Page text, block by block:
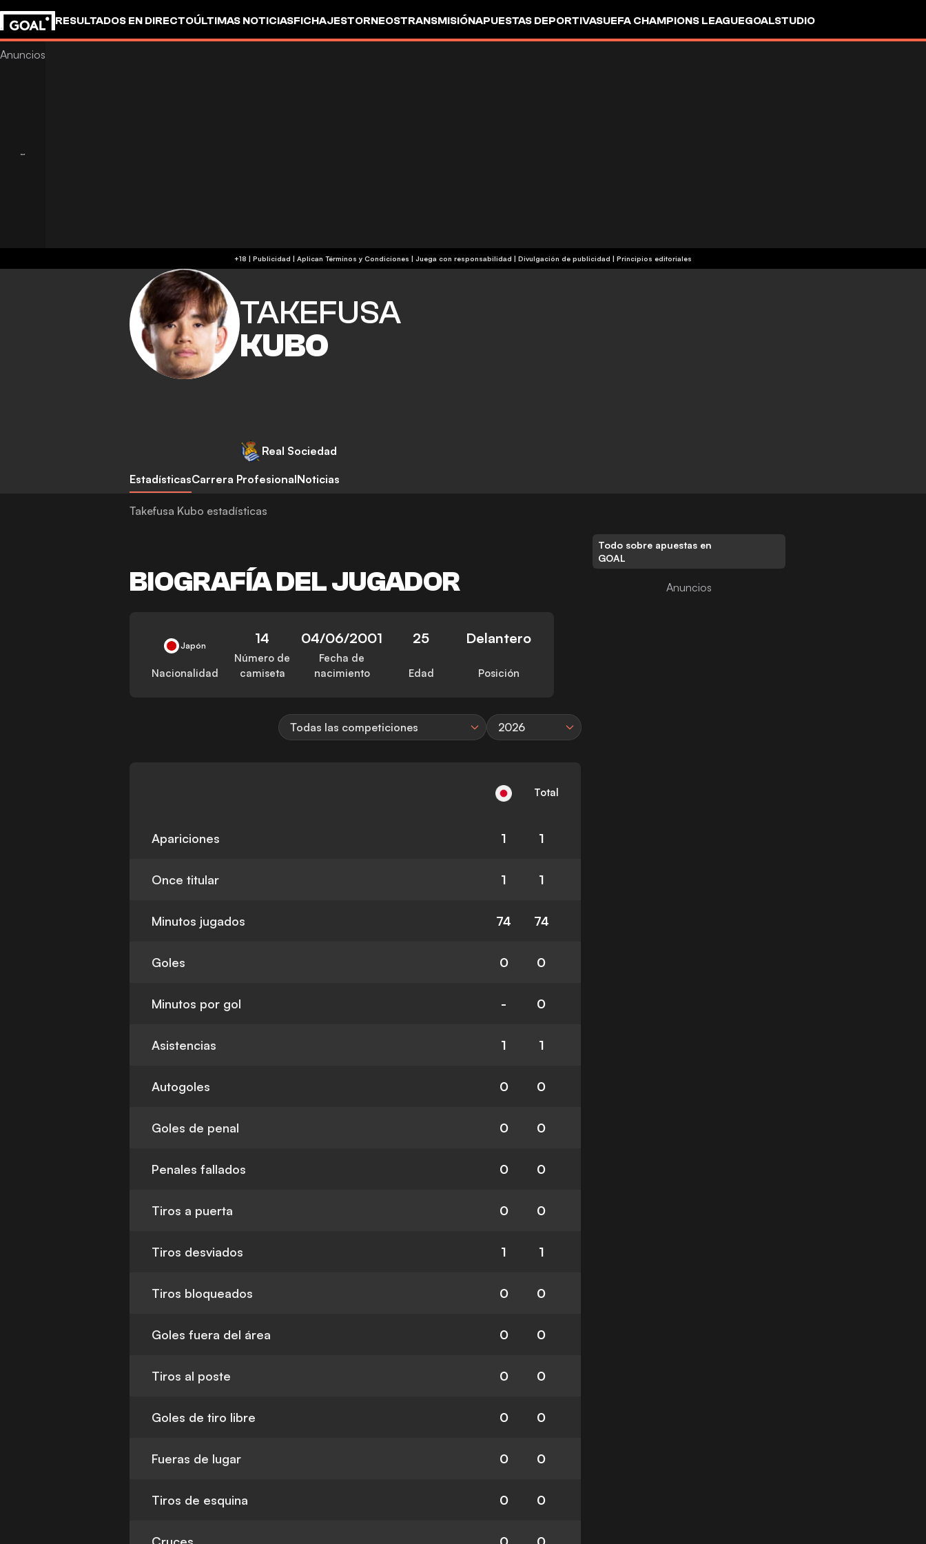
RESULTADOS EN DIRECTOÚLTIMAS NOTICIASFICHAJESTORNEOSTRANSMISIÓNAPUESTAS DEPORTIVASUEFA CHAMPIONS LEAGUEGOALSTUDIO
+18 | Publicidad | Aplican Términos y Condiciones | Juega con responsabilidad | Divulgación de publicidad | Principios editoriales
TAKEFUSA
KUBO
Real Sociedad
EstadísticasCarrera ProfesionalNoticias
Takefusa Kubo estadísticas
BIOGRAFÍA DEL JUGADOR
Japón
Nacionalidad
14
Número de
camiseta
04/06/2001
Fecha de
nacimiento
25
Edad
Delantero
Posición
Todas las competiciones 2026
Total
Apariciones 1 1
Once titular 1 1
Minutos jugados 74 74
Goles 0 0
Minutos por gol - 0
Asistencias 1 1
Autogoles 0 0
Goles de penal 0 0
Penales fallados 0 0
Tiros a puerta 0 0
Tiros desviados 1 1
Tiros bloqueados 0 0
Goles fuera del área 0 0
Tiros al poste 0 0
Goles de tiro libre 0 0
Fueras de lugar 0 0
Tiros de esquina 0 0
Todo sobre apuestas en
GOAL